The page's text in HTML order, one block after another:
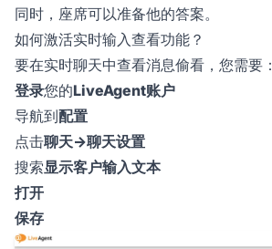
同时，座席可以准备他的答案。
如何激活实时输入查看功能？
要在实时聊天中查看消息偷看，您需要：
登录您的LiveAgent账户
导航到配置
点击聊天→聊天设置
搜索显示客户输入文本
打开
保存